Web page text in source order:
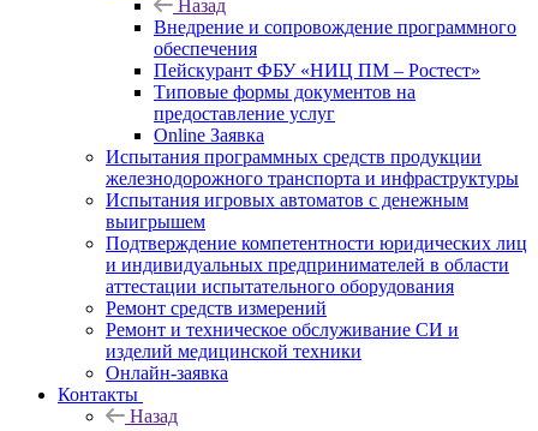
Назад
Внедрение и сопровождение программного
обеспечения
Пейскурант ФБУ «НИЦ ПМ – Ростест»
Типовые формы документов на
предоставление услуг
Online Заявка
Испытания программных средств продукции
железнодорожного транспорта и инфраструктуры
Испытания игровых автоматов с денежным
выигрышем
Подтверждение компетентности юридических лиц
и индивидуальных предпринимателей в области
аттестации испытательного оборудования
Ремонт средств измерений
Ремонт и техническое обслуживание СИ и
изделий медицинской техники
Онлайн-заявка
Контакты
Назад